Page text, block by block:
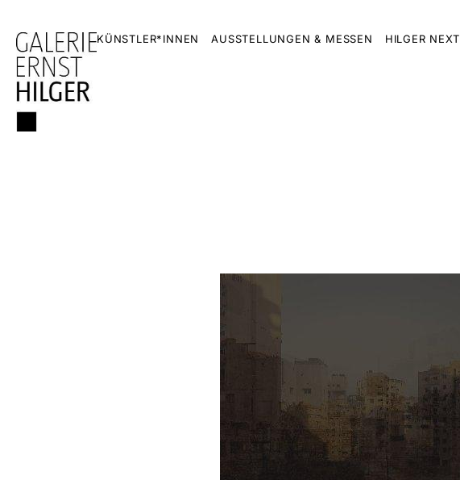
KÜNSTLER*INNEN AUSSTELLUNGEN & MESSEN HILGER NEXT